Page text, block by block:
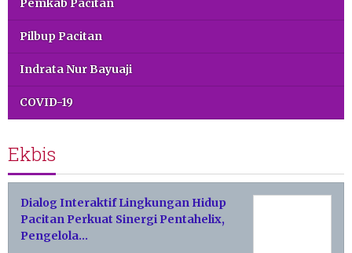
Pemkab Pacitan
Pilbup Pacitan
Indrata Nur Bayuaji
COVID-19
Ekbis
Dialog Interaktif Lingkungan Hidup
Pacitan Perkuat Sinergi Pentahelix,
Pengelola…